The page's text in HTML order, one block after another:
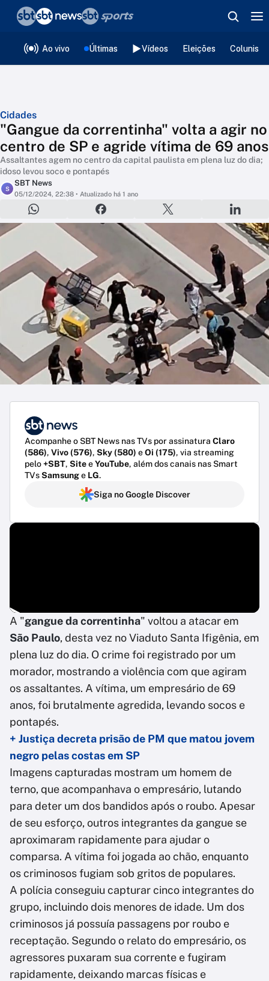
Ao vivo Últimas Vídeos Eleições
Cidades
"Gangue da correntinha" volta a agir no
centro de SP e agride vítima de 69 anos
Assaltantes agem no centro da capital paulista em plena luz do dia;
idoso levou soco e pontapés
S
SBT News
05/12/2024, 22:38 • Atualizado há 1 ano
Acompanhe o SBT News nas TVs por assinatura Claro
(586), Vivo (576), Sky (580) eOi (175), via streaming
pelo+SBT, SiteeYouTube, além dos canais nas Smart
TVsSamsunge LG.
Siga no Google Discover
A "gangue da correntinha" voltou a atacar em
São Paulo, desta vez no Viaduto Santa Ifigênia, em
plena luz do dia. O crime foi registrado por um
morador, mostrando a violência com que agiram
os assaltantes. A vítima, um empresário de 69
anos, foi brutalmente agredida, levando socos e
pontapés.
+ Justiça decreta prisão de PM que matou jovem
negro pelas costas em SP
Imagens capturadas mostram um homem de
terno, que acompanhava o empresário, lutando
para deter um dos bandidos após o roubo. Apesar
de seu esforço, outros integrantes da gangue se
aproximaram rapidamente para ajudar o
comparsa. A vítima foi jogada ao chão, enquanto
os criminosos fugiam sob gritos de populares.
A polícia conseguiu capturar cinco integrantes do
grupo, incluindo dois menores de idade. Um dos
criminosos já possuía passagens por roubo e
receptação. Segundo o relato do empresário, os
agressores puxaram sua corrente e fugiram
rapidamente, deixando marcas físicas e
❮voltar
Editorias